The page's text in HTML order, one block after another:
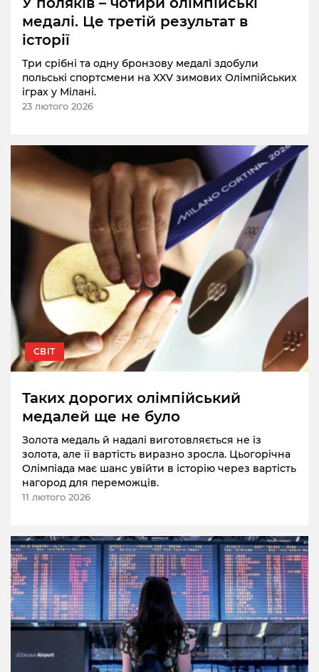
медалі. Це третій результат в
історії
Три срібні та одну бронзову медалі здобули
польські спортсмени на XXV зимових Олімпійських
іграх у Мілані.
23 лютого 2026
СВІТ
Таких дорогих олімпійський
медалей ще не було
Золота медаль й надалі виготовляється не із
золота, але її вартість виразно зросла. Цьогорічна
Олімпіада має шанс увійти в історію через вартість
нагород для переможців.
11 лютого 2026